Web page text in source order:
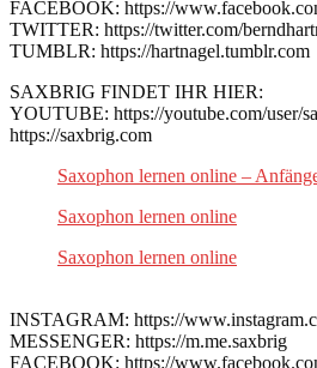
FACEBOOK: https://
TWITTER: https://twitter.com/
TUMBLR: https://hartnagel.tumblr.com
SAXBRIG FINDET IHR HIER:
YOUTUBE: https://youtube.com/user/
https://saxbrig.com
Saxophon lernen online –
Saxophon lernen online
Saxophon lernen online
INSTAGRAM: https://
MESSENGER: https://m.me.saxbrig
FACEBOOK: https://